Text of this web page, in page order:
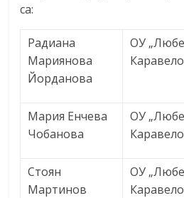
са:
Радиана
Мариянова
Йорданова
ОУ
Мария Енчева
Чобанова
ОУ
Стоян
Мартинов
ОУ